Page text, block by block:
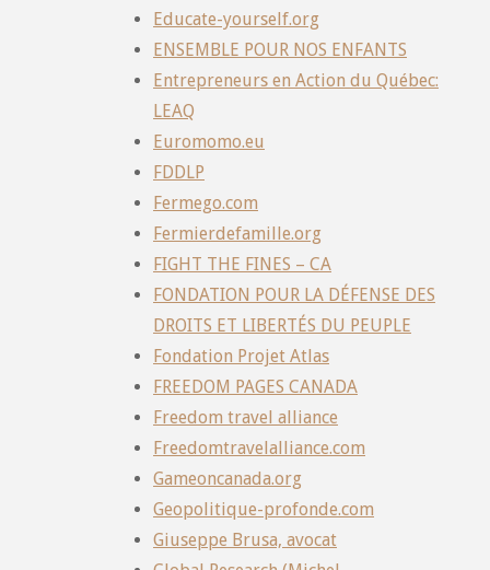
Educate-yourself.org
ENSEMBLE POUR NOS ENFANTS
Entrepreneurs en Action du Québec:
LEAQ
Euromomo.eu
FDDLP
Fermego.com
Fermierdefamille.org
FIGHT THE FINES – CA
FONDATION POUR LA DÉFENSE DES
DROITS ET LIBERTÉS DU PEUPLE
Fondation Projet Atlas
FREEDOM PAGES CANADA
Freedom travel alliance
Freedomtravelalliance.com
Gameoncanada.org
Geopolitique-profonde.com
Giuseppe Brusa, avocat